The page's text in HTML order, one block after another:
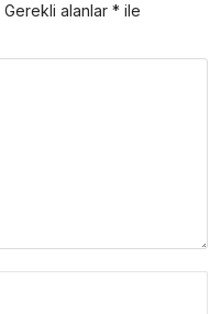
Gerekli alanlar * ile